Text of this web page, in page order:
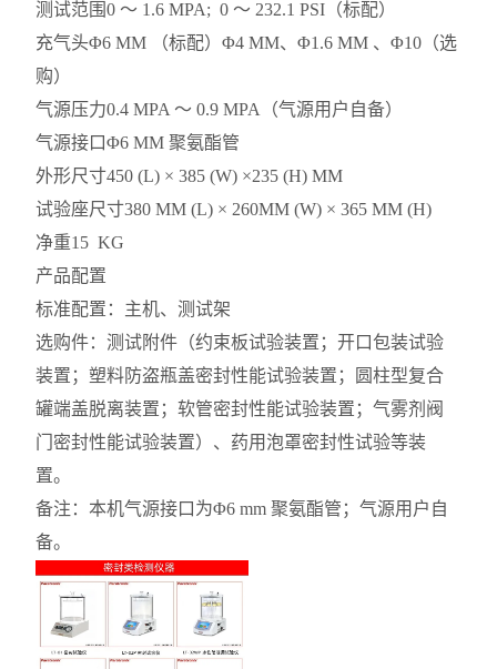
测试范围0 ～ 1.6 MPA; 0 ～ 232.1 PSI（标配）
充气头Φ6 MM （标配）Φ4 MM、Φ1.6 MM 、Φ10（选
购）
气源压力0.4 MPA ～ 0.9 MPA（气源用户自备）
气源接口Φ6 MM 聚氨酯管
外形尺寸450 (L) × 385 (W) ×235 (H) MM
试验座尺寸380 MM (L) × 260MM (W) × 365 MM (H)
净重15 KG
产品配置
标准配置：主机、测试架
选购件：测试附件（约束板试验装置；开口包装试验
装置；塑料防盗瓶盖密封性能试验装置；圆柱型复合
罐端盖脱离装置；软管密封性能试验装置；气雾剂阀
门密封性能试验装置）、药用泡罩密封性试验等装
置。
备注：本机气源接口为Φ6 mm 聚氨酯管；气源用户自
备。